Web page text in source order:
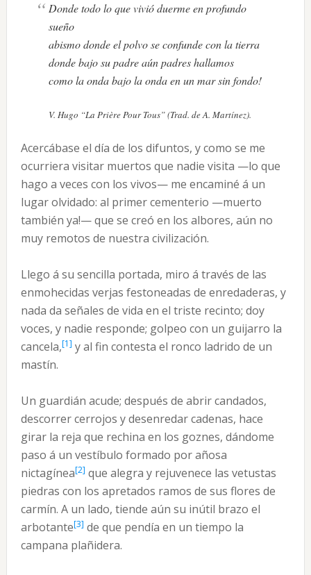
Donde todo lo que vivió duerme en profundo
sueño
abismo donde el polvo se confunde con la tierra
donde bajo su padre aún padres hallamos
como la onda bajo la onda en un mar sin fondo!
V. Hugo “La Prière Pour Tous” (Trad. de A. Martínez).
Acercábase el día de los difuntos, y como se me
ocurriera visitar muertos que nadie visita —lo que
hago a veces con los vivos— me encaminé á un
lugar olvidado: al primer cementerio —muerto
también ya!— que se creó en los albores, aún no
muy remotos de nuestra civilización.
Llego á su sencilla portada, miro á través de las
enmohecidas verjas festoneadas de enredaderas, y
nada da señales de vida en el triste recinto; doy
voces, y nadie responde; golpeo con un guijarro la
cancela,[1] y al fin contesta el ronco ladrido de un
mastín.
Un guardián acude; después de abrir candados,
descorrer cerrojos y desenredar cadenas, hace
girar la reja que rechina en los goznes, dándome
paso á un vestíbulo formado por añosa
nictagínea[2] que alegra y rejuvenece las vetustas
piedras con los apretados ramos de sus flores de
carmín. A un lado, tiende aún su inútil brazo el
arbotante[3] de que pendía en un tiempo la
campana plañidera.